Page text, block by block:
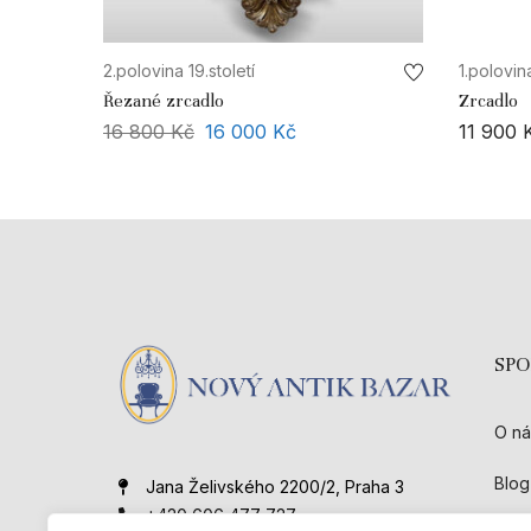
2.polovina 19.století
Řezané zrcadlo
16 800Kč 16 000 Kč
Zrcadlo
11 900
Jana Želivského 2200/2, Praha 3
+420 606 477 727
O
Blog